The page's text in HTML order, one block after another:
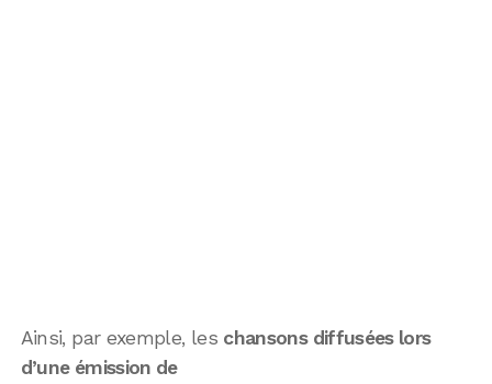
Ainsi, par exemple, les chansons diffusées lors
d’une émission de